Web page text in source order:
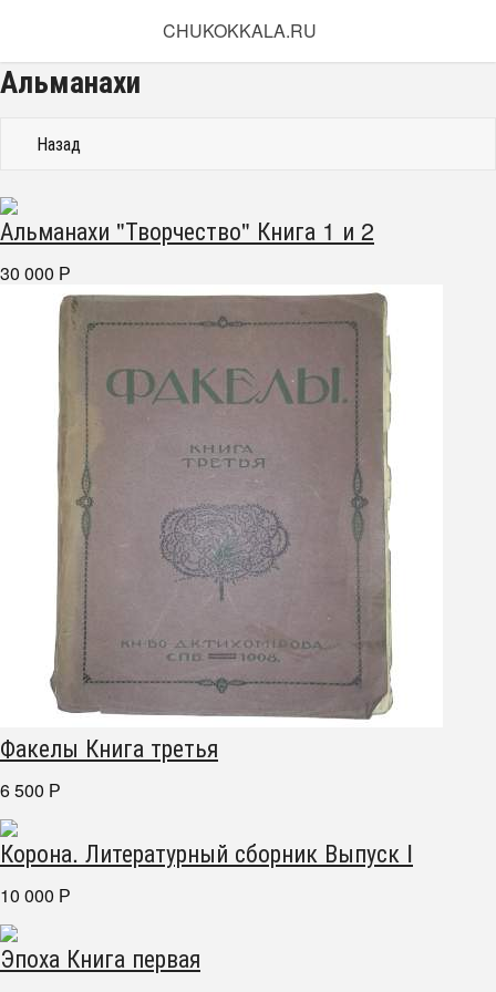
CHUKOKKALA.RU
Альманахи
Назад
Альманахи "Творчество" Книга 1 и 2
30 000 Р
Факелы Книга третья
6 500 Р
Корона. Литературный сборник Выпуск I
10 000 Р
Эпоха Книга первая